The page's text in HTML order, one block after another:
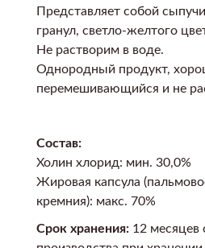
Представляет собой
гранул, светло-желтого
Не растворим в воде.
Однородный продукт,
перемешивающийся и не
Состав:
Холин хлорид: мин. 30,0%
Жировая капсула
кремния): макс. 70%
Срок хранения: 12 месяцев